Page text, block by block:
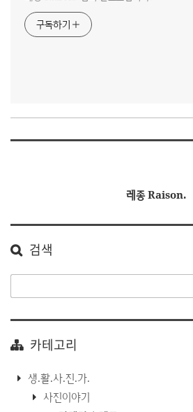
구독하기
레종 Raison.
검색
카테고리
생.활.사.진.가.
사진이야기